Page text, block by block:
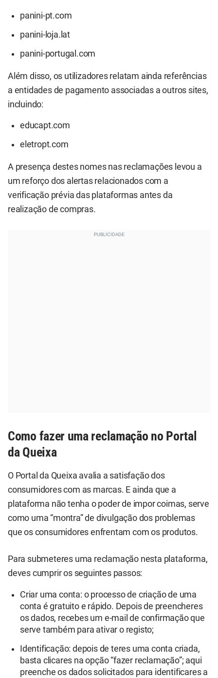
panini-pt.com
panini-loja.lat
panini-portugal.com
Além disso, os utilizadores relatam ainda referências
a entidades de pagamento associadas a outros sites,
incluindo:
educapt.com
eletropt.com
A presença destes nomes nas reclamações levou a
um reforço dos alertas relacionados com a
verificação prévia das plataformas antes da
realização de compras.
Como fazer uma reclamação no Portal
da Queixa
O Portal da Queixa avalia a satisfação dos
consumidores com as marcas. E ainda que a
plataforma não tenha o poder de impor coimas, serve
como uma “montra” de divulgação dos problemas
que os consumidores enfrentam com os produtos.
Para submeteres uma reclamação nesta plataforma,
deves cumprir os seguintes passos:
Criar uma conta: o processo de criação de uma
conta é gratuito e rápido. Depois de preencheres
os dados, recebes um e-mail de confirmação que
serve também para ativar o registo;
Identificação: depois de teres uma conta criada,
basta clicares na opção “fazer reclamação”; aqui
preenche os dados solicitados para identificares a